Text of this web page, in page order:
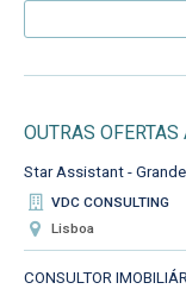
OUTRAS OFERTAS
Star Assistant -
VDC CONSULTING
Lisboa
CONSULTOR